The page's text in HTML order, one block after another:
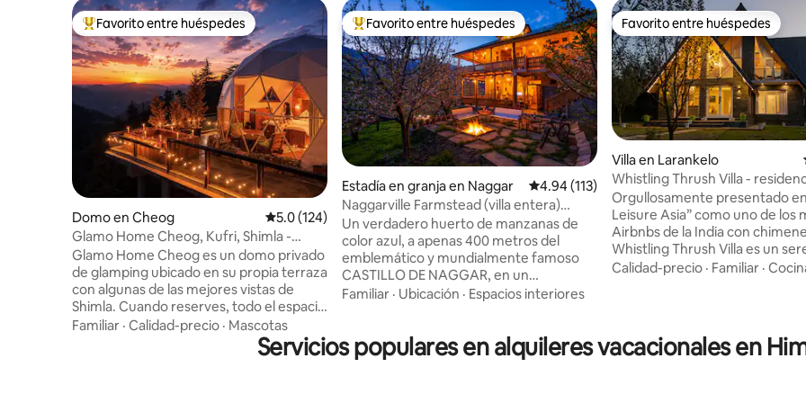
Favorito entre huéspedes preferido
Favorito entre huéspedes
Domo en Cheog Calificación promedio: 5.0 de 5, 124 reseñas
5.0 (124)
Glamo Home Cheog, Kufri, Shimla -
Alojamiento privado
Glamo Home Cheog es un domo privado
de glamping ubicado en su propia terraza
con algunas de las mejores vistas de
Shimla. Cuando reserves, todo el espacio
será exclusivamente tuyo, lo que te
ofrece total privacidad y comodidad.
Disfruta de un jacuzzi privado, un
Familiar · Calidad-precio · Mascotas
Favorito entre huéspedes preferido
Favorito entre huéspedes
Estadía en granja en Naggar Calificación promedio: 4.94 de 5, 113 reseñas
4.94 (113)
Naggarville Farmstead (villa entera)
Primera planta
Un verdadero huerto de manzanas de
color azul, a apenas 400 metros del
emblemático y mundialmente famoso
CASTILLO DE NAGGAR, en un
pintoresco pueblecito llamado Chanalti.
con tazas interminables de té de hierbas,
café e historias para compartir. Es un
Familiar · Ubicación · Espacios interiores
Favorito entre huéspedes
Favorito entre huéspedes
Villa en Larankelo
Whistling Thrush Villa -
huerto de manzanos
Orgullosamente presentado en
Leisure Asia” como uno de los
Airbnbs de la India con
Whistling Thrush Villa es un
refugio de 3 dormitorios
las vistas panorámicas de la
interiores cuidadosamente
Calidad-precio · Familiar ·
Servicios populares en alquileres vacacionales en